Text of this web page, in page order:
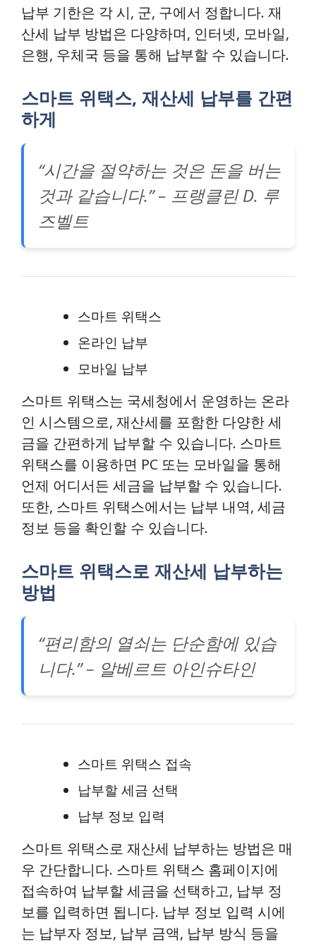
납부 기한은 각 시, 군, 구에서 정합니다. 재
산세 납부 방법은 다양하며, 인터넷, 모바일,
은행, 우체국 등을 통해 납부할 수 있습니다.
스마트 위택스, 재산세 납부를 간편
하게
“시간을 절약하는 것은 돈을 버는
것과 같습니다.” – 프랭클린 D. 루
즈벨트
스마트 위택스
온라인 납부
모바일 납부
스마트 위택스는 국세청에서 운영하는 온라
인 시스템으로, 재산세를 포함한 다양한 세
금을 간편하게 납부할 수 있습니다. 스마트
위택스를 이용하면 PC 또는 모바일을 통해
언제 어디서든 세금을 납부할 수 있습니다.
또한, 스마트 위택스에서는 납부 내역, 세금
정보 등을 확인할 수 있습니다.
스마트 위택스로 재산세 납부하는
방법
“편리함의 열쇠는 단순함에 있습
니다.” – 알베르트 아인슈타인
스마트 위택스 접속
납부할 세금 선택
납부 정보 입력
스마트 위택스로 재산세 납부하는 방법은 매
우 간단합니다. 스마트 위택스 홈페이지에
접속하여 납부할 세금을 선택하고, 납부 정
보를 입력하면 됩니다. 납부 정보 입력 시에
는 납부자 정보, 납부 금액, 납부 방식 등을